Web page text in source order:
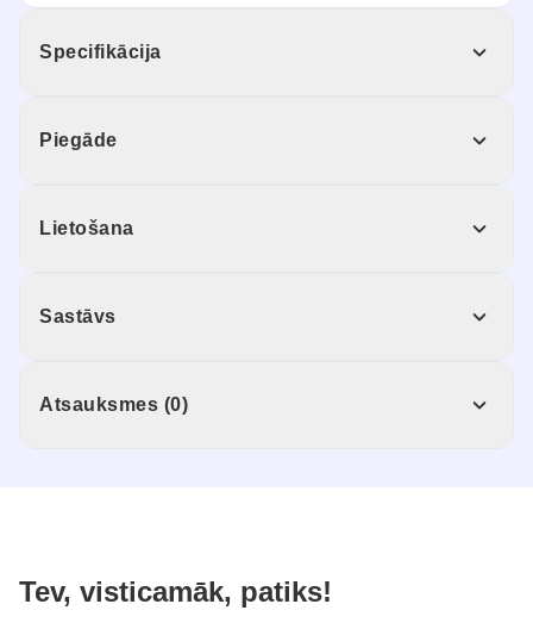
Specifikācija
Piegāde
Lietošana
Sastāvs
Atsauksmes (0)
Tev, visticamāk, patiks!